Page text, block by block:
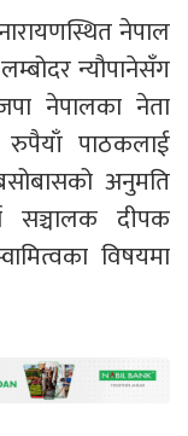
नेपाल
न्यौपानेसँग
नेपालका नेता
रुपैयाँ पाठकलाई
अनुमति
सञ्चालक दीपक
विषयमा